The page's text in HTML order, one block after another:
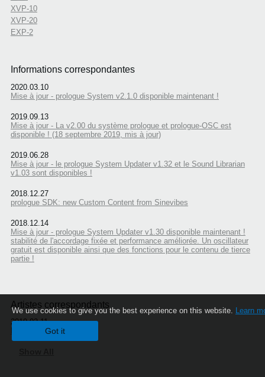
XVP-10
XVP-20
EXP-2
Informations correspondantes
2020.03.10
Mise à jour - prologue System v2.1.0 disponible maintenant !
2019.09.13
Mise à jour - La v2.00 du système prologue et prologue-OSC est
disponible ! (18 septembre 2019, mis à jour)
2019.06.28
Mise à jour - le prologue System Updater v1.32 et le Sound Librarian
v1.03 sont disponibles !
2018.12.27
prologue SDK: new Custom Content from Sinevibes
2018.12.14
Mise à jour - prologue System Updater v1.30 disponible maintenant !
stabilité de l'accordage fixée et performance améliorée. Un oscillateur
gratuit est disponible ainsi que des fonctions pour le contenu de tierce
partie !
Artistes correspondants
2019.02.11
Randy Wilson
We use cookies to give you the best experience on this website. Learn
Got it